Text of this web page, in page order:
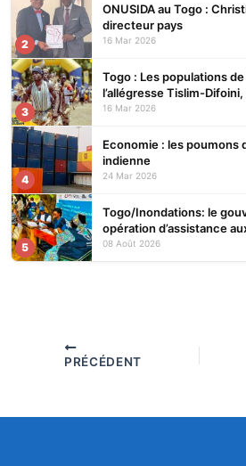
2
ONUSIDA au Togo :
directeur pays
16 Mar 2026
3
Togo : Les populations
l’allégresse Tislim-
16 Mar 2026
4
Economie : les poumons
indienne
24 Mar 2026
5
Togo/Inondations: le
opération d’assistance
08 Août 2026
PRÉCÉDENT